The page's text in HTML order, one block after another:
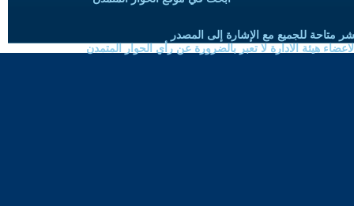
متاحة للجميع مع الإشارة إلى المصدر
هيئة الادارة لا تعبر بالضرورة عن رأي الحوار المتمدن